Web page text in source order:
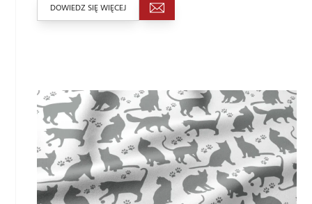
DOWIEDZ SIĘ WIĘCEJ